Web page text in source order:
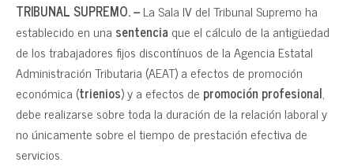
TRIBUNAL SUPREMO. –La Sala IV del Tribunal Supremo ha
establecido en una sentencia que el cálculo de la antigüedad
de los trabajadores fijos discontínuos de la Agencia Estatal
Administración Tributaria (AEAT) a efectos de promoción
económica (trienios) y a efectos de promoción profesional,
debe realizarse sobre toda la duración de la relación laboral y
no únicamente sobre el tiempo de prestación efectiva de
servicios.